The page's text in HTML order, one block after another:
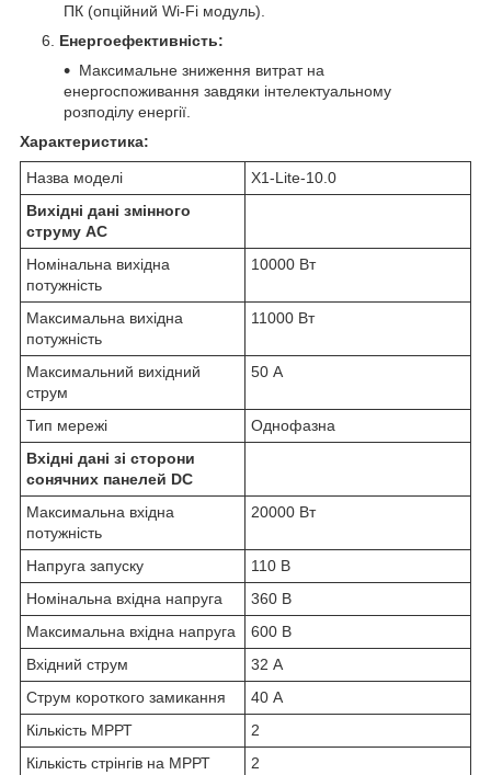
ПК (опційний Wi-Fi модуль).
Енергоефективність:
Максимальне зниження витрат на
енергоспоживання завдяки інтелектуальному
розподілу енергії.
Характеристика:
Назва моделі
X1-Lite-10.0
Вихідні дані змінного
струму АC
Номінальна вихідна
потужність
10000 Вт
Максимальна вихідна
потужність
11000 Вт
Максимальний вихідний
струм
50 А
Тип мережі
Однофазна
Вхідні дані зі сторони
сонячних панелей DC
Максимальна вхідна
потужність
20000 Вт
Напруга запуску
110 В
Номінальна вхідна напруга
360 В
Максимальна вхідна напруга
600 В
Вхідний струм
32 А
Струм короткого замикання
40 А
Кількість МРРТ
2
Кількість стрінгів на МРРТ
2